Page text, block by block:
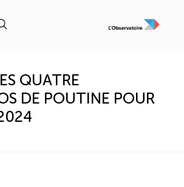
QUATRE
DE POUTINE POUR